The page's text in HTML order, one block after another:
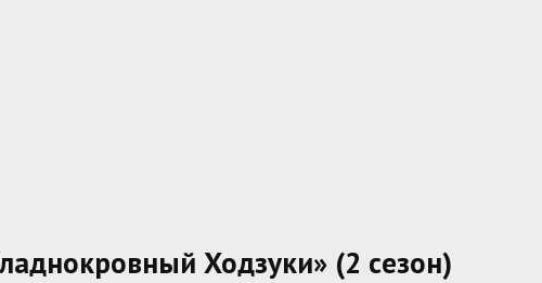
Ходзуки» (2 сезон)